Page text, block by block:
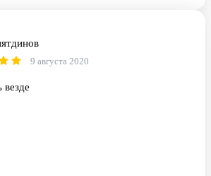
9 августа 2020